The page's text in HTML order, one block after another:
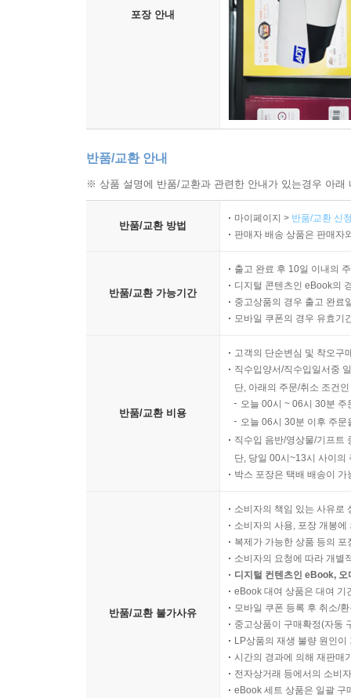
포장 안내
반품/교환 안내
※ 상품 설명에 반품/교환과 관련한 안내가 있는경우 아
반품/교환 방법
마이페이지 > 반품/교환 신
판매자 배송 상품은 판매자
반품/교환 가능기간
출고 완료 후 10일 이내의
디지털 콘텐츠인 eBook의
중고상품의 경우 출고 완료
모바일 쿠폰의 경우 유효기
반품/교환 비용
고객의 단순변심 및 착오구
직수입양서/직수입일서중
단, 아래의 주문/취소 조건
오늘 00시 ~ 06시 30분
오늘 06시 30분 이후 주
직수입 음반/영상물/기프트
단, 당일 00시~13시 사이의
박스 포장은 택배 배송이
반품/교환 불가사유
소비자의 책임 있는 사유로
소비자의 사용, 포장 개봉
복제가 가능한 상품 등의
소비자의 요청에 따라 개별
디지털 컨텐츠인 eBook,
eBook 대여 상품은 대여 기
모바일 쿠폰 등록 후 취소/
중고상품이 구매확정(자동
LP상품의 재생 불량 원인
시간의 경과에 의해 재판매
전자상거래 등에서의 소비
eBook 세트 상품은 일괄 구